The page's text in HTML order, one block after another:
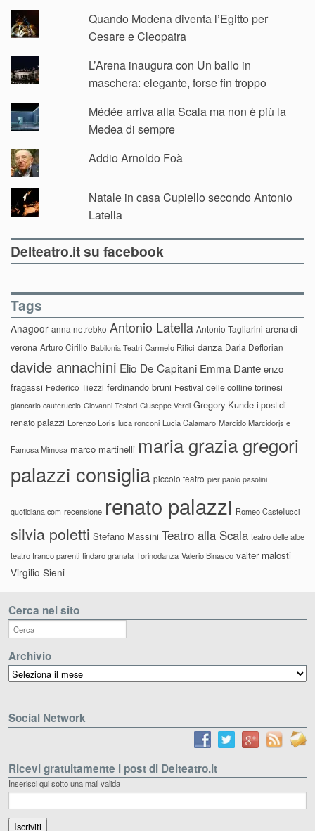
Quando Modena diventa l’Egitto per
Cesare e Cleopatra
L’Arena inaugura con Un ballo in
maschera: elegante, forse fin troppo
Médée arriva alla Scala ma non è più la
Medea di sempre
Addio Arnoldo Foà
Natale in casa Cupiello secondo Antonio
Latella
Delteatro.it su facebook
Tags
Anagoor anna netrebko Antonio Latella Antonio Tagliarini arena di
verona Arturo Cirillo Babilonia Teatri Carmelo Rifici danza Daria Deflorian
davide annachini Elio De Capitani Emma Dante enzo
fragassi Federico Tiezzi ferdinando bruni Festival delle colline torinesi
giancarlo cauteruccio Giovanni Testori Giuseppe Verdi Gregory Kunde i post di
renato palazzi Lorenzo Loris luca ronconi Lucia Calamaro Marcido Marcidorjs e
Famosa Mimosa marco martinelli maria grazia gregori
palazzi consiglia piccolo teatro pier paolo pasolini
quotidiana.com recensione renato palazzi Romeo Castellucci
silvia poletti Stefano Massini Teatro alla Scala teatro delle albe
teatro franco parenti tindaro granata Torinodanza Valerio Binasco valter malosti
Virgilio Sieni
Cerca nel sito
Archivio
Archivio
Social Network
Ricevi gratuitamente i post di Delteatro.it
Inserisci qui sotto una mail valida